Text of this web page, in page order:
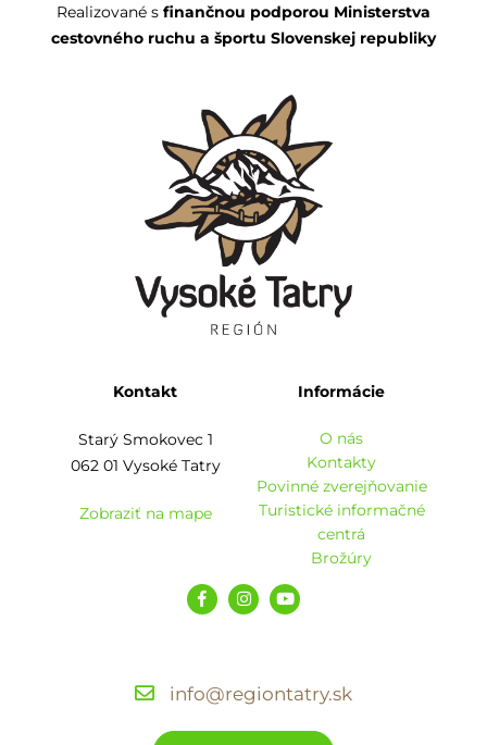
Realizované s finančnou podporou Ministerstva
cestovného ruchu a športu Slovenskej republiky
Kontakt
Starý Smokovec 1
062 01 Vysoké Tatry
Zobraziť na mape
Informácie
O nás
Kontakty
Povinné zverejňovanie
Turistické informačné
centrá
Brožúry
info@regiontatry.sk